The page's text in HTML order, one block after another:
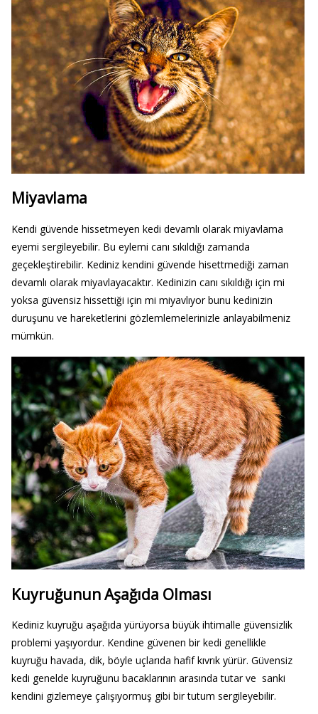
Miyavlama
Kendi güvende hissetmeyen kedi devamlı olarak miyavlama
eyemi sergileyebilir. Bu eylemi canı sıkıldığı zamanda
geçekleştirebilir. Kediniz kendini güvende hisettmediği zaman
devamlı olarak miyavlayacaktır. Kedinizin canı sıkıldığı için mi
yoksa güvensiz hissettiği için mi miyavlıyor bunu kedinizin
duruşunu ve hareketlerini gözlemlemelerinizle anlayabilmeniz
mümkün.
Kuyruğunun Aşağıda Olması
Kediniz kuyruğu aşağıda yürüyorsa büyük ihtimalle güvensizlik
problemi yaşıyordur. Kendine güvenen bir kedi genellikle
kuyruğu havada, dik, böyle uçlarıda hafif kıvrık yürür. Güvensiz
kedi genelde kuyruğunu bacaklarının arasında tutar ve sanki
kendini gizlemeye çalışıyormuş gibi bir tutum sergileyebilir.